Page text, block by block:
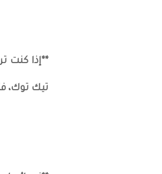
**إذا كنت
تيك توك،